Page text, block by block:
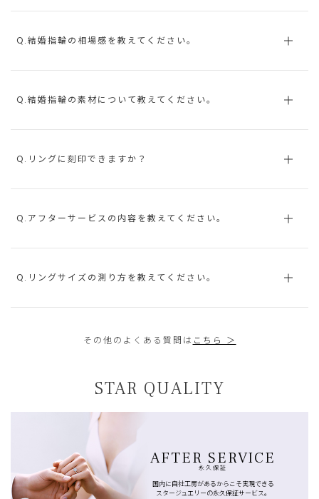
Q.結婚指輪の相場感を教えてください。
Q.結婚指輪の素材について教えてください。
Q.リングに刻印できますか？
Q.アフターサービスの内容を教えてください。
Q.リングサイズの測り方を教えてください。
その他のよくある質問は こちら ＞
STAR QUALITY
AFTER SERVICE
永久保証
国内に自社工房があるからこそ実現できる
スタージュエリーの永久保証サービス。